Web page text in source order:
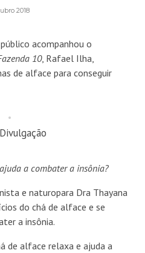
2018
acompanhou o
10, Rafael Ilha,
de alface para conseguir
a combater a insônia?
e naturopara Dra Thayana
do chá de alface e se
a insônia.
de alface relaxa e ajuda a